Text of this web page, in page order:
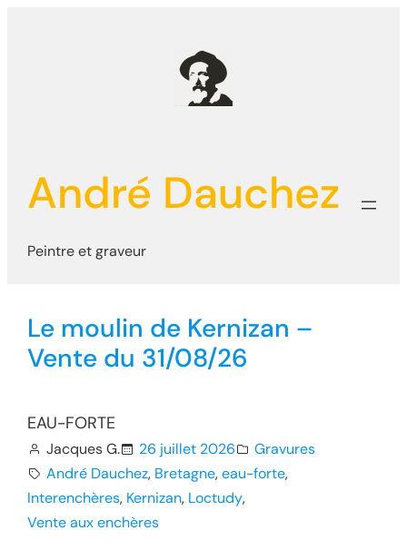
André Dauchez
Peintre et graveur
Le moulin de Kernizan –
Vente du 31/08/26
EAU-FORTE
Jacques G. 26 juillet 2026
Gravures
André Dauchez, Bretagne, eau-forte,
Interenchères, Kernizan, Loctudy,
Vente aux enchères